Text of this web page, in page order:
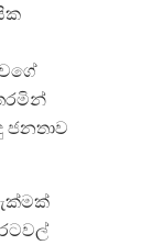
ජනතාව